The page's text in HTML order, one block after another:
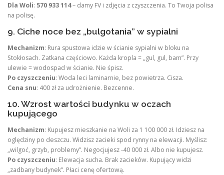
Dla Woli: 570 933 114– damy FV i zdjęcia z czyszczenia. To Twoja polisa
na polisę.
9. Ciche noce bez „bulgotania” w sypialni
Mechanizm: Rura spustowa idzie w ścianie sypialni w bloku na
Stokłosach. Zatkana częściowo. Każda kropla = „gul, gul, bam”. Przy
ulewie = wodospad w ścianie. Nie śpisz.
Po czyszczeniu: Woda leci laminarnie, bez powietrza. Cisza.
Cena snu: 400 zł za udrożnienie. Bezcenne.
10. Wzrost wartości budynku w oczach
kupującego
Mechanizm: Kupujesz mieszkanie na Woli za 1 100 000 zł. Idziesz na
oględziny po deszczu. Widzisz zacieki spod rynny na elewacji. Myślisz:
„wilgoć, grzyb, problemy”. Negocjujesz -40 000 zł. Albo nie kupujesz.
Po czyszczeniu: Elewacja sucha. Brak zacieków. Kupujący widzi
„zadbany budynek”. Płaci cenę ofertową.